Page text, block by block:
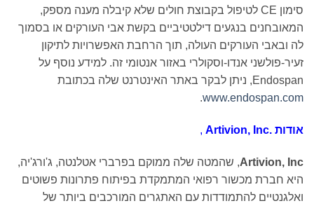
סימון CE לטיפול בקבוצת חולים שלא קיבלה מענה מספק,
המאובחנים בנגעים דילטטיביים בקשת אבי העורקים או בסמוך
לה ובאבי העורקים העולה, תוך הרחבת האפשרויות לתיקון
זעיר-פולשני אנדו-וסקולרי באזור אנטומי זה. למידע נוסף על
Endospan, ניתן לבקר באתר האינטרנט שלה בכתובת
www.endospan.com
.
אודות Artivion, Inc.
‏,
Artivion, Inc, שהמטה שלה ממוקם בפרברי אטלנטה, ג'ורג'יה,
היא חברת מכשור רפואי המתמקדת בפיתוח פתרונות פשוטים
ואלגנטיים להתמודדות עם האתגרים המורכבים ביותר של